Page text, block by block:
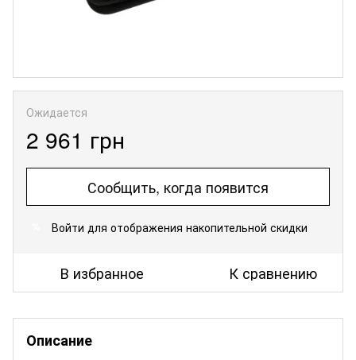
Ожидается
2 961 грн
Сообщить, когда появится
Войти для отображения накопительной скидки
В избранное К сравнению
Описание